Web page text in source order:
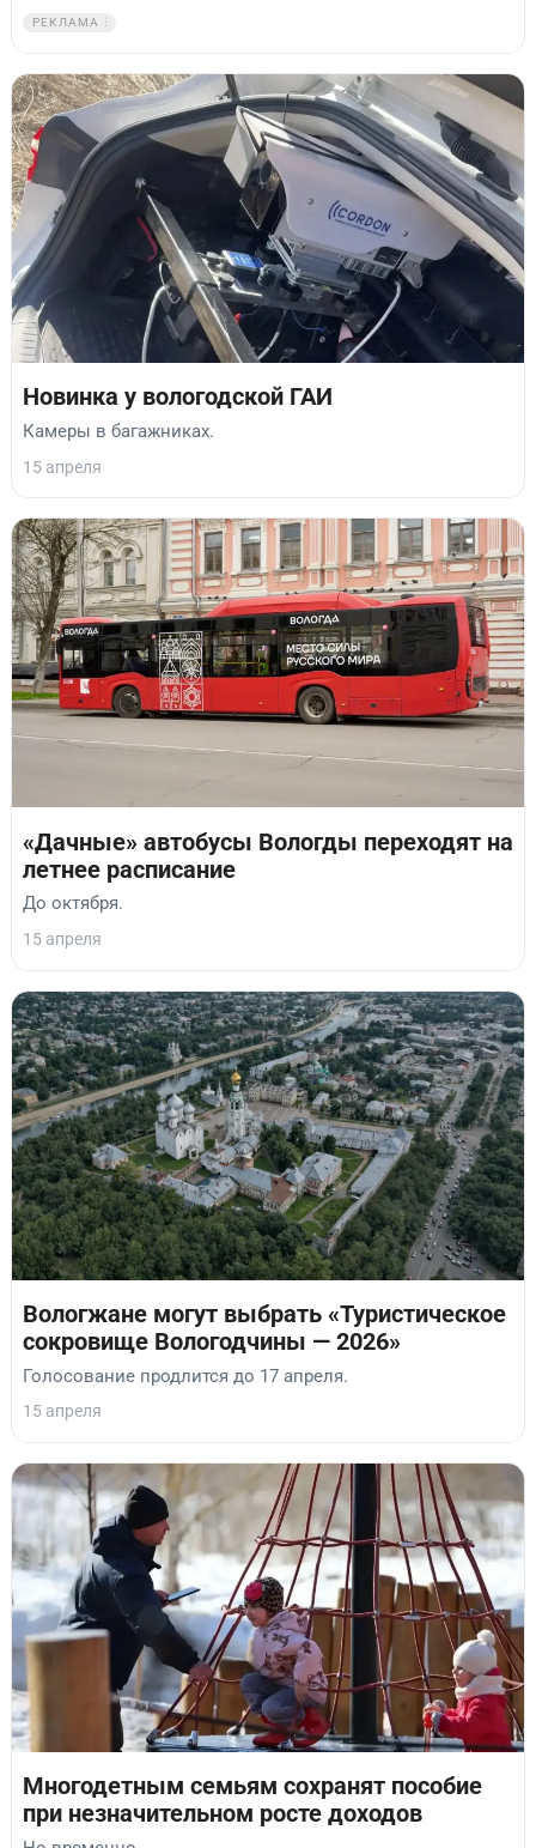
РЕКЛАМА
Новинка у вологодской ГАИ
Камеры в багажниках.
15 апреля
«Дачные» автобусы Вологды переходят на
летнее расписание
До октября.
15 апреля
Вологжане могут выбрать «Туристическое
сокровище Вологодчины — 2026»
Голосование продлится до 17 апреля.
15 апреля
Многодетным семьям сохранят пособие
при незначительном росте доходов